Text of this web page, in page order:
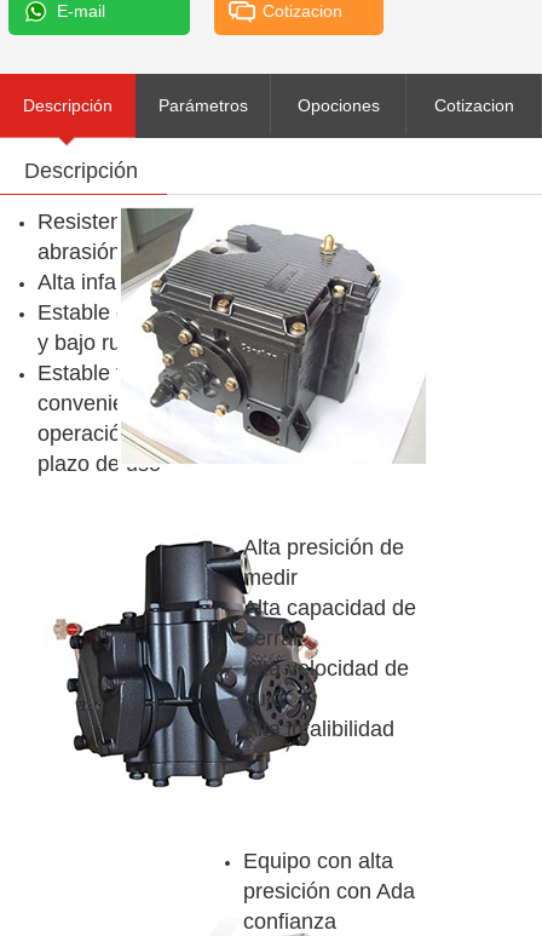
E-mail Cotizacion
Descripción Parámetros Opociones Cotizacion
Descripción
Resistencia a la
abrasión
Alta infalibilidad
Estable operación
y bajo ruido
Estable función,
conveniente
operación, largo
plazo de uso
Alta presición de
medir
Alta capacidad de
cerrar
Alta velocidad de
flujo
Alta infalibilidad
Equipo con alta
presición con Ada
confianza